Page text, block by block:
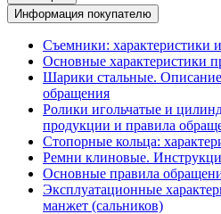
Информация покупателю
Съемники: характеристики
Основные характеристики
Шарики стальные.
обращения
Ролики игольчатые и
продукции и правила
Стопорные кольца:
Ремни клиновые.
Основные правила
Эксплуатационные
манжет (сальников)